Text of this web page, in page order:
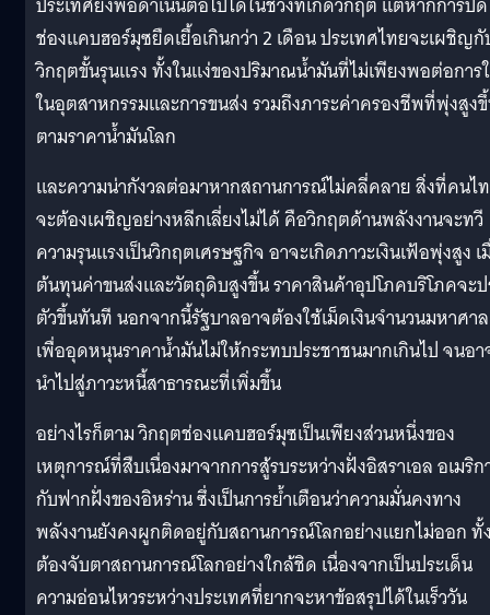
ช่องแคบฮอร์มุซยืดเยื้อเกินกว่า 2 เดือน ประเทศไทยจะเผชิญ
วิกฤตขั้นรุนแรง ทั้งในแง่ของปริมาณน้ำมันที่ไม่เพียงพอต่อการ
ในอุตสาหกรรมและการขนส่ง รวมถึงภาระค่าครองชีพที่พุ่งสูง
ตามราคาน้ำมันโลก
และความน่ากังวลต่อมาหากสถานการณ์ไม่คลี่คลาย สิ่งที่คนไ
จะต้องเผชิญอย่างหลีกเลี่ยงไม่ได้ คือวิกฤตด้านพลังงานจะทวี
ความรุนแรงเป็นวิกฤตเศรษฐกิจ อาจะเกิดภาวะเงินเฟ้อพุ่งสูง เ
ต้นทุนค่าขนส่งและวัตถุดิบสูงขึ้น ราคาสินค้าอุปโภคบริโภคจะ
ตัวขึ้นทันที นอกจากนี้รัฐบาลอาจต้องใช้เม็ดเงินจำนวนมหาศาล
เพื่ออุดหนุนราคาน้ำมันไม่ให้กระทบประชาชนมากเกินไป จนอ
นำไปสู่ภาวะหนี้สาธารณะที่เพิ่มขึ้น
อย่างไรก็ตาม วิกฤตช่องแคบฮอร์มุซเป็นเพียงส่วนหนึ่งของ
เหตุการณ์ที่สืบเนื่องมาจากการสู้รบระหว่างฝั่งอิสราเอล อเมริก
กับฟากฝั่งของอิหร่าน ซึ่งเป็นการย้ำเตือนว่าความมั่นคงทาง
พลังงานยังคงผูกติดอยู่กับสถานการณ์โลกอย่างแยกไม่ออก ทั้
ต้องจับตาสถานการณ์โลกอย่างใกล้ชิด เนื่องจากเป็นประเด็น
ความอ่อนไหวระหว่างประเทศที่ยากจะหาข้อสรุปได้ในเร็ววัน